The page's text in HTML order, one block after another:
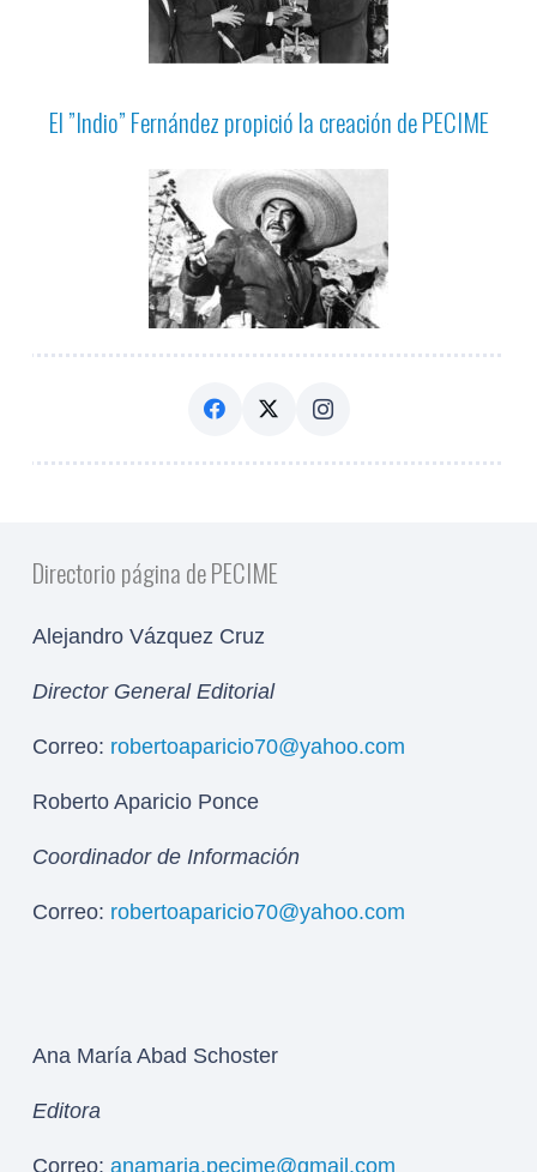
El ”Indio” Fernández propició la creación de PECIME
Directorio página de PECIME
Alejandro Vázquez Cruz
Director General Editorial
Correo: robertoaparicio70@yahoo.com
Roberto Aparicio Ponce
Coordinador de Información
Correo: robertoaparicio70@yahoo.com
Ana María Abad Schoster
Editora
Correo: anamaria.pecime@gmail.com